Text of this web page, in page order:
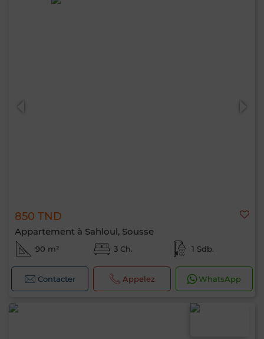
850 TND
Appartement à Sahloul, Sousse
90 m² 3 Ch. 1 Sdb.
Contacter Appelez WhatsApp